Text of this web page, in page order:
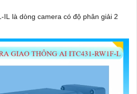
IL là dòng camera có độ phân giải 2